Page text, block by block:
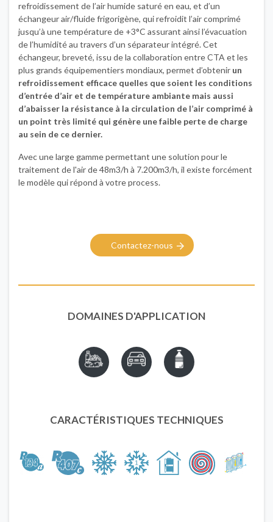
refroidissement de l’air humide saturé en eau, et d’un
échangeur air/fluide frigorigène, qui refroidit l’air comprimé
jusqu’à une température de +3°C assurant ainsi l’évacuation
de l’humidité au travers d’un séparateur intégré. Cet
échangeur, breveté, issu de la collaboration entre CTA et les
plus grands équipementiers mondiaux, permet d’obtenir un
refroidissement efficace quelles que soient les conditions
d’entrée d’air et de température ambiante mais aussi
d’abaisser la résistance à la circulation de l’air comprimé à
un point très limité qui génère une faible perte de charge
au sein de ce dernier.
Avec une large gamme permettant une solution pour le
traitement de l'air de 48m3/h à 7.200m3/h, il existe forcément
le modèle qui répond à votre process.
Contactez-nous
DOMAINES D'APPLICATION
CARACTÉRISTIQUES TECHNIQUES